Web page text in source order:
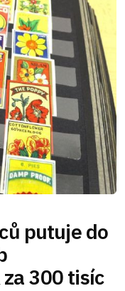
putuje do
300 tisíc